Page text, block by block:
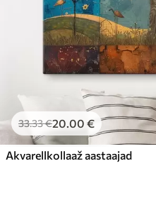
33.33€20.00 €
Akvarellkollaaž aastaajad